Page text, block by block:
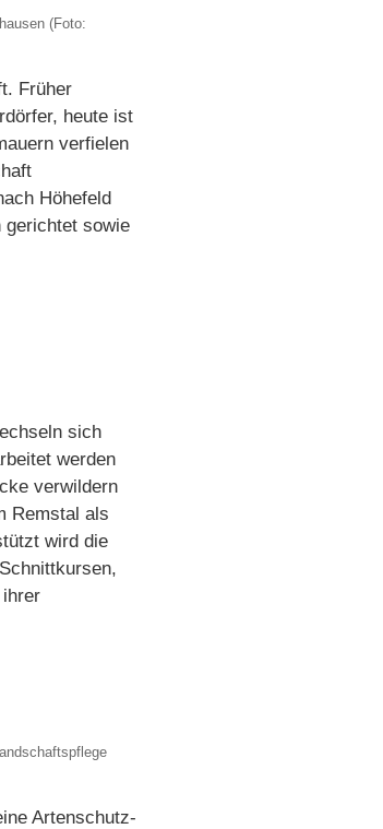
(Foto:
Früher
heute ist
verfielen
Höhefeld
gerichtet sowie
sich
werden
verwildern
Remstal als
wird die
Artenschutz-